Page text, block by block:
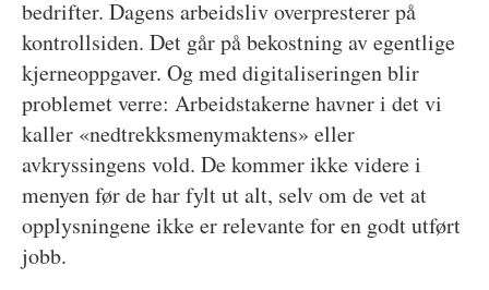
bedrifter. Dagens arbeidsliv overpresterer på
kontrollsiden. Det går på bekostning av egentlige
kjerneoppgaver. Og med digitaliseringen blir
problemet verre: Arbeidstakerne havner i det vi
kaller «nedtrekksmenymaktens» eller
avkryssingens vold. De kommer ikke videre i
menyen før de har fylt ut alt, selv om de vet at
opplysningene ikke er relevante for en godt utført
jobb.